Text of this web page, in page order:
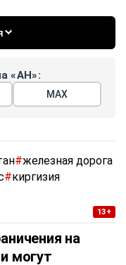
«АН»:
МАХ
#железная дорога
#киргизия
13+
на
могут